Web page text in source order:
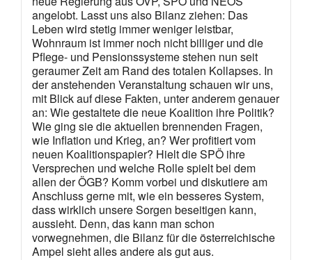
angelobt. Lasst uns also Bilanz ziehen: Das
Leben wird stetig immer weniger leistbar,
Wohnraum ist immer noch nicht billiger und die
Pflege- und Pensionssysteme stehen nun seit
geraumer Zeit am Rand des totalen Kollapses. In
der anstehenden Veranstaltung schauen wir uns,
mit Blick auf diese Fakten, unter anderem genauer
an: Wie gestaltete die neue Koalition ihre Politik?
Wie ging sie die aktuellen brennenden Fragen,
wie Inflation und Krieg, an? Wer profitiert vom
neuen Koalitionspapier? Hielt die SPÖ ihre
Versprechen und welche Rolle spielt bei dem
allen der ÖGB? Komm vorbei und diskutiere am
Anschluss gerne mit, wie ein besseres System,
dass wirklich unsere Sorgen beseitigen kann,
aussieht. Denn, das kann man schon
vorwegnehmen, die Bilanz für die österreichische
Ampel sieht alles andere als gut aus.